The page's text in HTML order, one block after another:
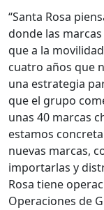
“Santa Rosa
donde las
que a la
cuatro años que
una estrategia
que el grupo
unas 40 marcas
estamos
nuevas marcas,
importarlas y
Rosa tiene
Operaciones de